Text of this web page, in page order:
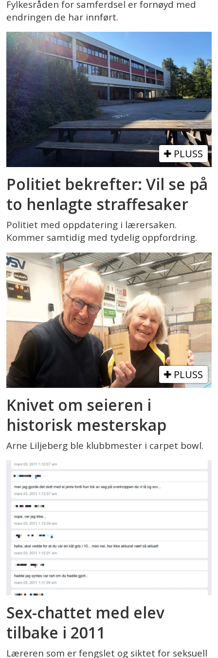
Fylkesråden for samferdsel er fornøyd med
endringen de har innført.
PLUSS
Politiet bekrefter: Vil se på
to henlagte straffesaker
Politiet med oppdatering i lærersaken.
Kommer samtidig med tydelig oppfordring.
PLUSS
Knivet om seieren i
historisk mesterskap
Arne Liljeberg ble klubbmester i carpet bowl.
Sex-chattet med elev
tilbake i 2011
Læreren som er fengslet og siktet for seksuell